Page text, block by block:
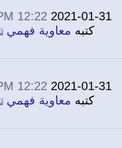
2021-01-31
12:22 PM
كتبه معاوية فهمي
2021-01-31
12:22 PM
كتبه معاوية فهمي